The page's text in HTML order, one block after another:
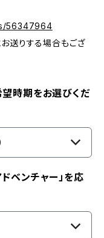
56347964
送りする場合もござ
時期をお選びくだ
ベンチャー」を応